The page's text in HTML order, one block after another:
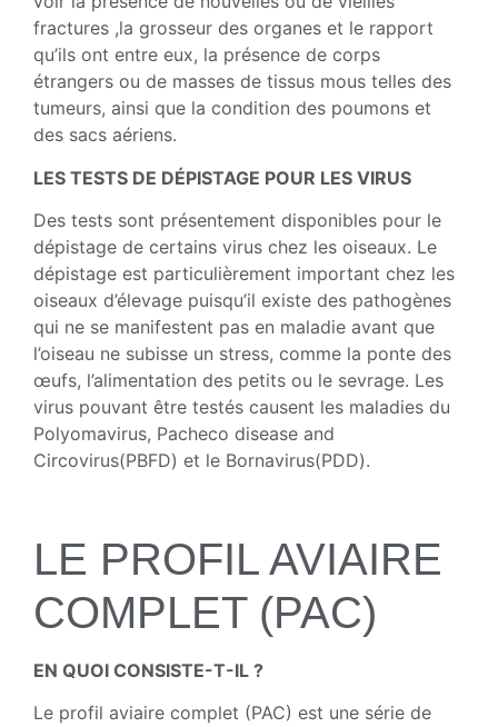
fractures ,la grosseur des organes et le rapport
qu’ils ont entre eux, la présence de corps
étrangers ou de masses de tissus mous telles des
tumeurs, ainsi que la condition des poumons et
des sacs aériens.
LES TESTS DE DÉPISTAGE POUR LES VIRUS
Des tests sont présentement disponibles pour le
dépistage de certains virus chez les oiseaux. Le
dépistage est particulièrement important chez les
oiseaux d’élevage puisqu’il existe des pathogènes
qui ne se manifestent pas en maladie avant que
l’oiseau ne subisse un stress, comme la ponte des
œufs, l’alimentation des petits ou le sevrage. Les
virus pouvant être testés causent les maladies du
Polyomavirus, Pacheco disease and
Circovirus(PBFD) et le Bornavirus(PDD).
LE PROFIL AVIAIRE
COMPLET (PAC)
EN QUOI CONSISTE-T-IL ?
Le profil aviaire complet (PAC) est une série de